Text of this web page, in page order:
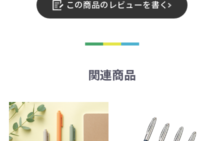
この商品のレビューを書く
関連商品